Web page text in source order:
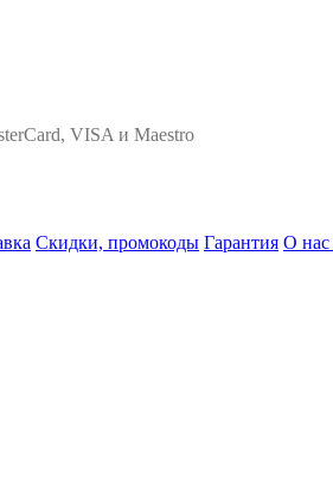
VISA и Maestro
Скидки, промокоды Гарантия О нас